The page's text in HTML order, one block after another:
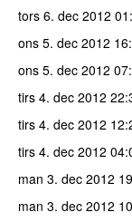
tors 6. dec 2012
ons 5. dec 2012
ons 5. dec 2012
tirs 4. dec 2012
tirs 4. dec 2012
tirs 4. dec 2012
man 3. dec 2012
man 3. dec 2012